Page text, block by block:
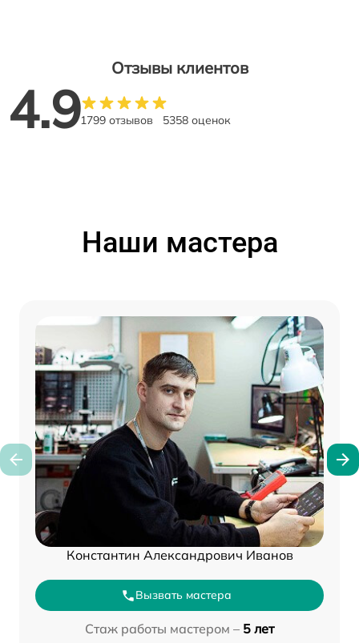
Отзывы клиентов
4.91799 отзывов 5358 оценок
Наши мастера
Константин Александрович Иванов
Вызвать мастера
Стаж работы мастером – 5 лет